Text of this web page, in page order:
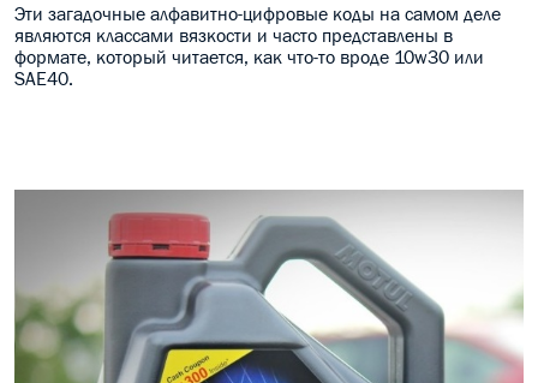
Эти загадочные алфавитно-цифровые коды на самом деле
являются классами вязкости и часто представлены в
формате, который читается, как что-то вроде 10w30 или
SAE40.